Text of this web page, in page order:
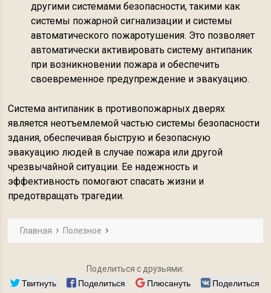
другими системами безопасности, такими как
системы пожарной сигнализации и системы
автоматического пожаротушения. Это позволяет
автоматически активировать систему антипаник
при возникновении пожара и обеспечить
своевременное предупреждение и эвакуацию.
Система антипаник в противопожарных дверях
является неотъемлемой частью системы безопасности
здания, обеспечивая быструю и безопасную
эвакуацию людей в случае пожара или другой
чрезвычайной ситуации. Ее надежность и
эффективность помогают спасать жизни и
предотвращать трагедии.
Главная Полезное
Поделиться с друзьями:
Твитнуть Поделиться Плюсануть Поделиться